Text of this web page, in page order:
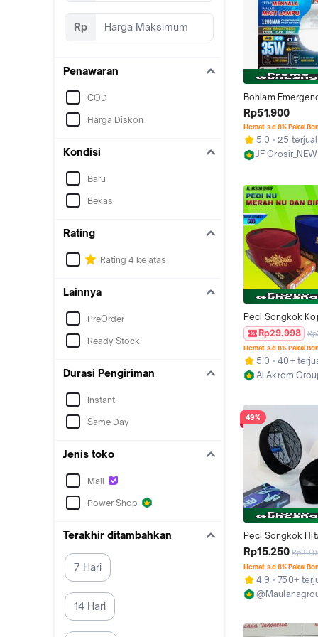
Rp
Penawaran
COD
Harga Diskon
Kondisi
Baru
Bekas
Rating
Rating 4 ke atas
Lainnya
PreOrder
Ready Stock
Durasi Pengiriman
Instant
Same Day
Jenis toko
Mall
Power Shop
Terakhir ditambahkan
7 Hari
14 Hari
Fashion Muslim
Di Tempat COD
Bohlam
WATT Tetap
Mati Lampu AC/
Mitsuyama
MS-E9835C Murah
Berkualitas Baterai
Rp51.900
Hemat s.d 8% Pakai
5.0
25 terjual
JF Grosir_NEW
Peci Songkok
Merah NU AC /
AC Untuk Anak
Murah Berkualitas
Rp29.998
Hemat s.d 8% Pakai
5.0
40+
Al Akrom
49%
Peci Songkok
AC Tinggi 9
Tahan Air &
Bahan beludru
AC Berkualitas
Rp15.250
Hemat s.d 8% Pakai
4.9
750+